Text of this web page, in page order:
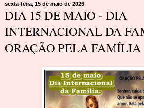
sexta-feira, 15 de maio de 2026
DIA 15 DE MAIO - DIA
INTERNACIONAL DA
ORAÇÃO PELA FAMÍLIA